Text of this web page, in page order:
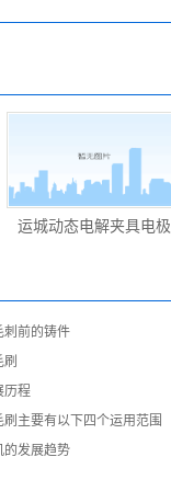
运城动态电解夹具电极
刺前的铸件
历程
主要有以下四个运用范围
的发展趋势